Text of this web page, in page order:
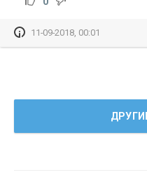
11-09-2018, 00:01